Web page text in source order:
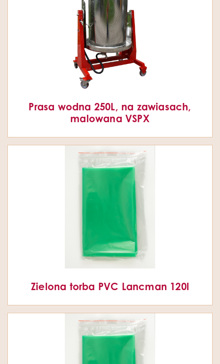
Prasa wodna 250L, na zawiasach,
malowana VSPX
Zielona torba PVC Lancman 120l